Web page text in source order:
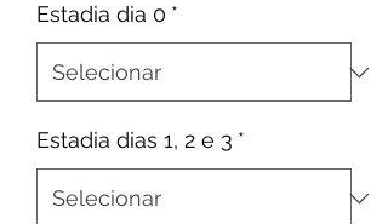
Estadia dia 0 *
Estadia dias 1, 2 e 3 *